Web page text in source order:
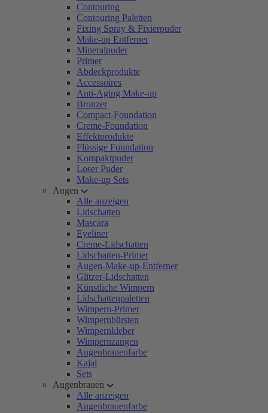
Contouring
Contouring Paletten
Fixing Spray & Fixierpuder
Make-up Entferner
Mineralpuder
Primer
Abdeckprodukte
Accessoires
Anti-Aging Make-up
Bronzer
Compact-Foundation
Creme-Foundation
Effektprodukte
Flüssige Foundation
Kompaktpuder
Loser Puder
Make-up Sets
Augen
Alle anzeigen
Lidschatten
Mascara
Eyeliner
Creme-Lidschatten
Lidschatten-Primer
Augen-Make-up-Entferner
Glitzer-Lidschatten
Künstliche Wimpern
Lidschattenpaletten
Wimpern-Primer
Wimpernbürsten
Wimpernkleber
Wimpernzangen
Augenbrauenfarbe
Kajal
Sets
Augenbrauen
Alle anzeigen
Augenbrauenfarbe